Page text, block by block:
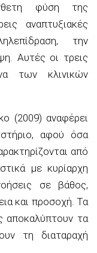
φύση της
αναπτυξιακές
την
Αυτές οι τρεις
των κλινικών
(2009) αναφέρει
αφού όσα
από
με κυρίαρχη
σε βάθος,
και προσοχή. Τα
αποκαλύπτουν τα
τη διαταραχή